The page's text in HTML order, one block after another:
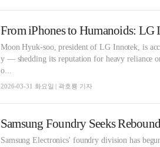
From iPhones to Humanoids:
Moon Hyuk-soo, president of LG Innotek, is
y — shedding its reputation for heavy reliance
o...
2026-03-31 화요일 | 곽호룡 기자
Samsung Foundry Seeks
Samsung Electronics' foundry division has